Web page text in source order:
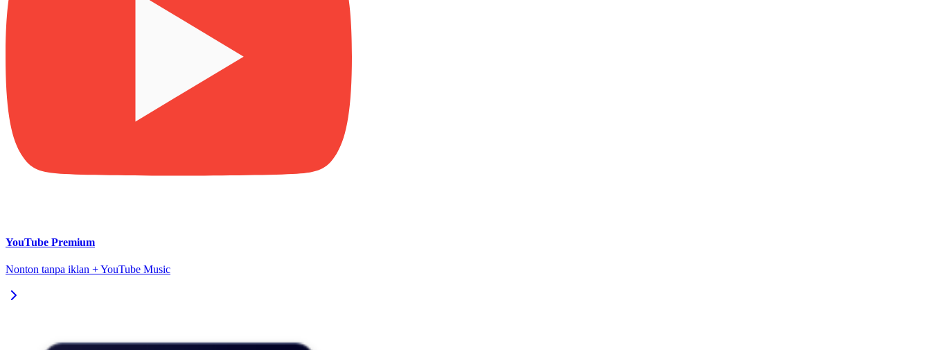
YouTube Premium
Nonton tanpa iklan + YouTube Music